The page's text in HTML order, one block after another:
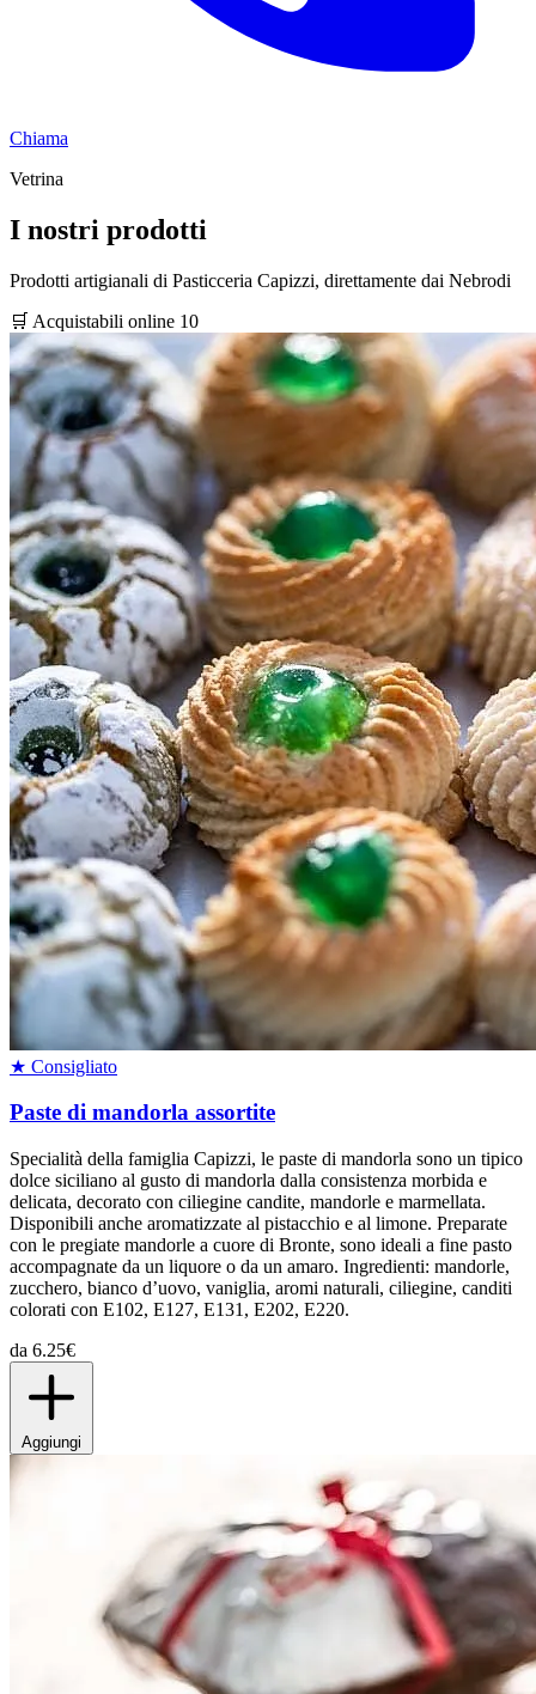
Chiama
Vetrina
I nostri prodotti
Prodotti artigianali di Pasticceria Capizzi, direttamente dai Nebrodi
🛒 Acquistabili online 10
★ Consigliato
Paste di mandorla assortite
Specialità della famiglia Capizzi, le paste di mandorla sono un tipico
dolce siciliano al gusto di mandorla dalla consistenza morbida e
delicata, decorato con ciliegine candite, mandorle e marmellata.
Disponibili anche aromatizzate al pistacchio e al limone. Preparate
con le pregiate mandorle a cuore di Bronte, sono ideali a fine pasto
accompagnate da un liquore o da un amaro. Ingredienti: mandorle,
zucchero, bianco d’uovo, vaniglia, aromi naturali, ciliegine, canditi
colorati con E102, E127, E131, E202, E220.
da 6.25€
Aggiungi